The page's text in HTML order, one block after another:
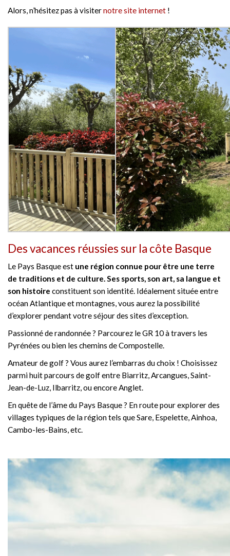
Alors, n’hésitez pas à visiternotre site internet !
Des vacances réussies sur la côte Basque
Le Pays Basque est une région connue pour être une terre
de traditions et de culture. Ses sports, son art, sa langue et
son histoire constituent son identité. Idéalement située entre
océan Atlantique et montagnes, vous aurez la possibilité
d’explorer pendant votre séjour des sites d’exception.
Passionné de randonnée ? Parcourez le GR 10 à travers les
Pyrénées ou bien les chemins de Compostelle.
Amateur de golf ? Vous aurez l’embarras du choix ! Choisissez
parmi huit parcours de golf entre Biarritz, Arcangues, Saint-
Jean-de-Luz, Ilbarritz, ou encore Anglet.
En quête de l’âme du Pays Basque ? En route pour explorer des
villages typiques de la région tels que Sare, Espelette, Ainhoa,
Cambo-les-Bains, etc.